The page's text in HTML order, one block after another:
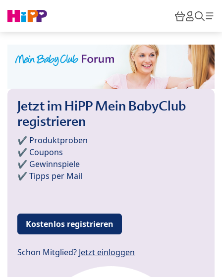
HiPP
Jetzt im HiPP Mein BabyClub
registrieren
✔️ Produktproben
✔️ Coupons
✔️ Gewinnspiele
✔️ Tipps per Mail
Kostenlos registrieren
Schon Mitglied? Jetzt einloggen